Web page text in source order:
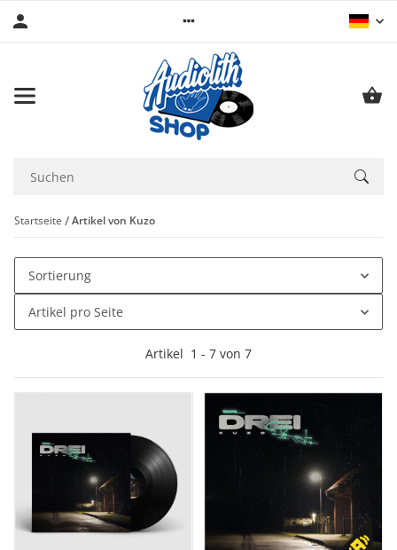
Startseite Artikel von Kuzo
Sortierung
Artikel pro Seite
Artikel 1 - 7 von 7